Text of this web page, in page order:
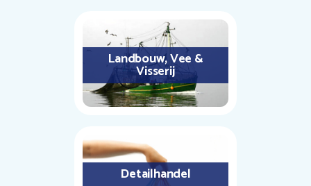
Landbouw, Vee &
Visserij
Detailhandel